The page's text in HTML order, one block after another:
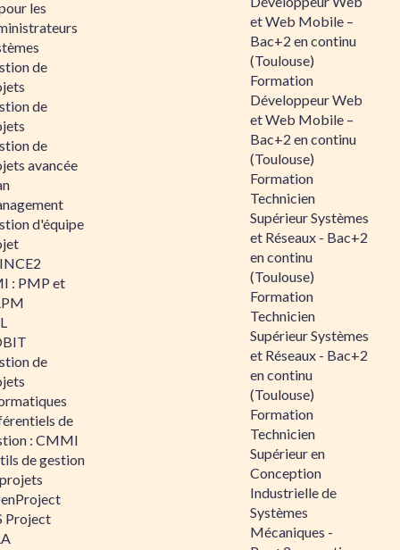
les
de
de
de
avancée
d'équipe
: PMP et
de
de
: CMMI
de gestion
Project
et Web Mobile –
Bac+2 en continu
(Toulouse)
Formation
Développeur Web
et Web Mobile –
Bac+2 en continu
(Toulouse)
Formation
Technicien
Supérieur Systèmes
et Réseaux - Bac+2
en continu
(Toulouse)
Formation
Technicien
Supérieur Systèmes
et Réseaux - Bac+2
en continu
(Toulouse)
Formation
Technicien
Supérieur en
Conception
Industrielle de
Systèmes
Mécaniques -